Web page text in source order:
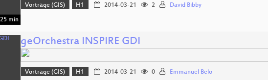
25 min
Vorträge (GIS) H1 2014-03-21 2 David Bibby
geOrchestra INSPIRE GDI
Vorträge (GIS) H1 2014-03-21 0 Emmanuel Belo